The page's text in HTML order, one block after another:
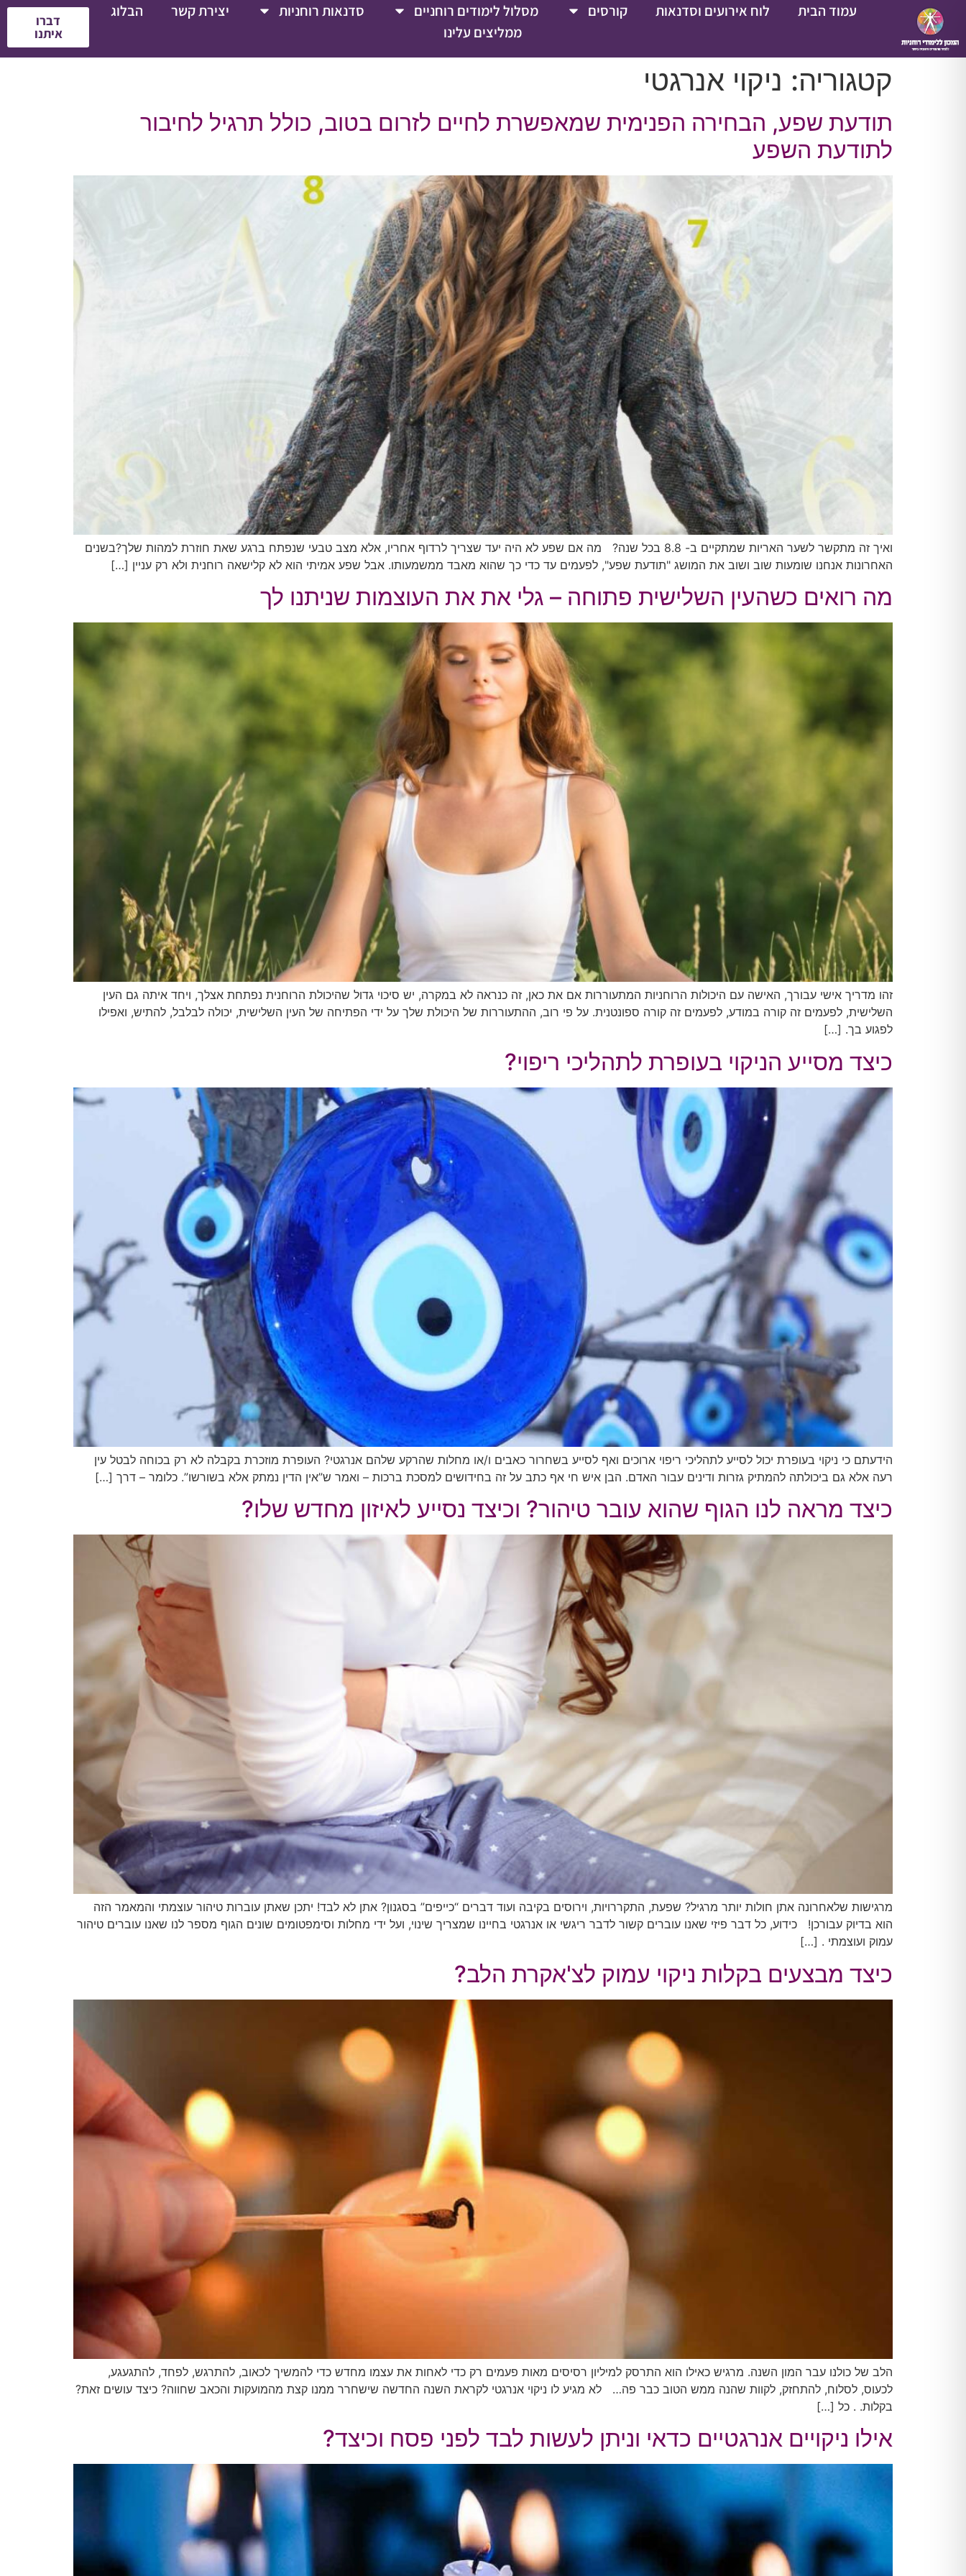
עמוד הבית לוח אירועים וסדנאות קורסים מסלול לימודים רוחניים סדנאות רוחניות יצירת קשר
הבלוג
ממליצים עלינו
דברו
איתנו
קטגוריה: ניקוי אנרגטי
תודעת שפע, הבחירה הפנימית שמאפשרת לחיים לזרום בטוב, כולל תרגיל לחיבור
לתודעת השפע
ואיך זה מתקשר לשער האריות שמתקיים ב- 8.8 בכל שנה? מה אם שפע לא היה יעד שצריך לרדוף אחריו, אלא מצב טבעי שנפתח ברגע שאת חוזרת למהות שלך?בשנים
האחרונות אנחנו שומעות שוב ושוב את המושג "תודעת שפע", לפעמים עד כדי כך שהוא מאבד ממשמעותו. אבל שפע אמיתי הוא לא קלישאה רוחנית ולא רק עניין […]
מה רואים כשהעין השלישית פתוחה – גלי את את העוצמות שניתנו לך
זהו מדריך אישי עבורך, האישה עם היכולות הרוחניות המתעוררות אם את כאן, זה כנראה לא במקרה, יש סיכוי גדול שהיכולת הרוחנית נפתחת אצלך, ויחד איתה גם העין
השלישית, לפעמים זה קורה במודע, לפעמים זה קורה ספונטנית. על פי רוב, ההתעוררות של היכולת שלך על ידי הפתיחה של העין השלישית, יכולה לבלבל, להתיש, ואפילו
לפגוע בך. […]
כיצד מסייע הניקוי בעופרת לתהליכי ריפוי?
הידעתם כי ניקוי בעופרת יכול לסייע לתהליכי ריפוי ארוכים ואף לסייע בשחרור כאבים ו/או מחלות שהרקע שלהם אנרגטי? העופרת מוזכרת בקבלה לא רק בכוחה לבטל עין
רעה אלא גם ביכולתה להמתיק גזרות ודינים עבור האדם. הבן איש חי אף כתב על זה בחידושים למסכת ברכות – ואמר ש”אין הדין נמתק אלא בשורשו”. כלומר – דרך […]
כיצד מראה לנו הגוף שהוא עובר טיהור? וכיצד נסייע לאיזון מחדש שלו?
מרגישות שלאחרונה אתן חולות יותר מרגיל? שפעת, התקררויות, וירוסים בקיבה ועוד דברים “כייפים” בסגנון? אתן לא לבד! יתכן שאתן עוברות טיהור עוצמתי והמאמר הזה
הוא בדיוק עבורכן! כידוע, כל דבר פיזי שאנו עוברים קשור לדבר ריגשי או אנרגטי בחיינו שמצריך שינוי, ועל ידי מחלות וסימפטומים שונים הגוף מספר לנו שאנו עוברים טיהור
עמוק ועוצמתי . […]
כיצד מבצעים בקלות ניקוי עמוק לצ'אקרת הלב?
הלב של כולנו עבר המון השנה. מרגיש כאילו הוא התרסק למיליון רסיסים מאות פעמים רק כדי לאחות את עצמו מחדש כדי להמשיך לכאוב, להתרגש, לפחד, להתגעגע,
לכעוס, לסלוח, להתחזק, לקוות שהנה ממש הטוב כבר פה… לא מגיע לו ניקוי אנרגטי לקראת השנה החדשה שישחרר ממנו קצת מהמועקות והכאב שחווה? כיצד עושים זאת?
בקלות. . כל […]
אילו ניקויים אנרגטיים כדאי וניתן לעשות לבד לפני פסח וכיצד?